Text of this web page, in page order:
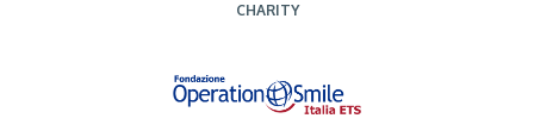
CHARITY